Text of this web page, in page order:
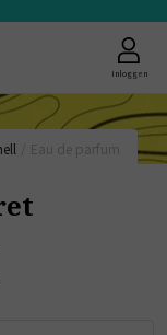
Inloggen